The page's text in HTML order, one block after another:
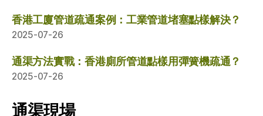
香港工廈管道疏通案例：工業管道堵塞點樣解決？
2025-07-26
通渠方法實戰：香港廁所管道點樣用彈簧機疏通？
2025-07-26
通渠現場